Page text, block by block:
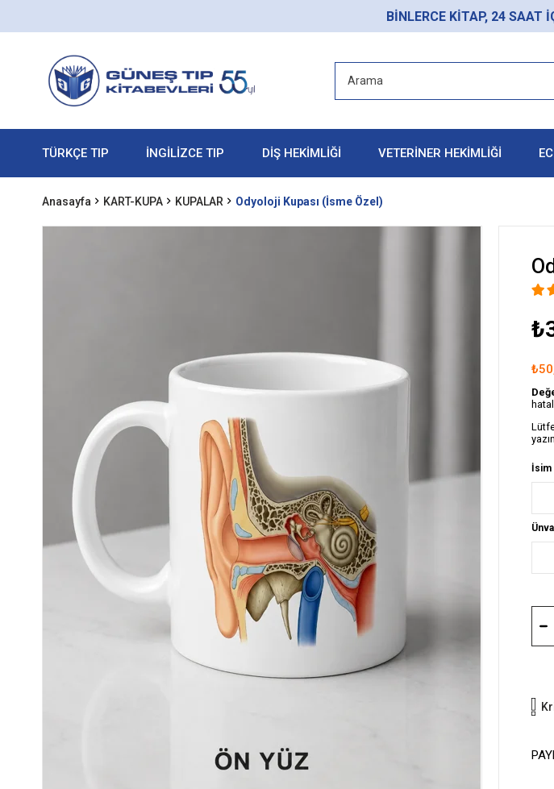
BİNLERCE KİTAP, 24 SAAT
TÜRKÇE TIP İNGİLİZCE TIP DİŞ HEKİMLİĞİ VETERİNER HEKİMLİĞİ
Anasayfa KART-KUPA KUPALAR Odyoloji Kupası (İsme Özel)
İsim